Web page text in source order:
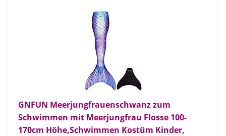
GNFUN Meerjungfrauenschwanz zum
Schwimmen mit Meerjungfrau Flosse 100-
170cm Höhe,Schwimmen Kostüm Kinder,